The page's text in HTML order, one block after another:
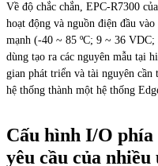
Về độ chắc chắn, EPC-R7300
hoạt động và nguồn điện đầu
mạnh (-40 ~ 85 ºC; 9 ~ 36
dùng tạo ra các nguyên mẫu tại
gian phát triển và tài nguyên
hệ thống thành một hệ thống
Cấu hình I/O phía
yêu cầu của